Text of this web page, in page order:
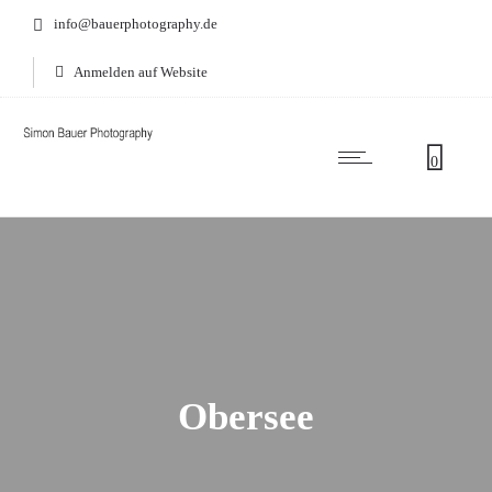
info@bauerphotography.de
Anmelden auf Website
0
Obersee